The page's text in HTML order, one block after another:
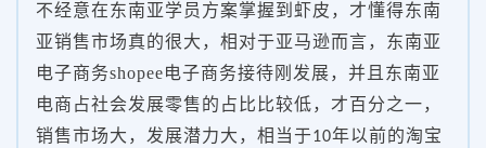
不经意在东南亚学员方案掌握到虾皮，才懂得东南
亚销售市场真的很大，相对于亚马逊而言，东南亚
电子商务shopee电子商务接待刚发展，并且东南亚
电商占社会发展零售的占比比较低，才百分之一，
销售市场大，发展潜力大，相当于10年以前的淘宝